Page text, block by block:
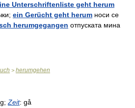
Unterschriftenliste geht herum
ein Gerücht geht herum носи се
herumgegangen отпуската мина
> herumgehen
Zeit: gå